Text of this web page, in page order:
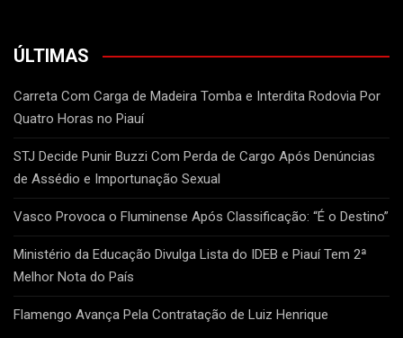
ÚLTIMAS
Carreta Com Carga de Madeira Tomba e Interdita Rodovia Por
Quatro Horas no Piauí
STJ Decide Punir Buzzi Com Perda de Cargo Após Denúncias
de Assédio e Importunação Sexual
Vasco Provoca o Fluminense Após Classificação: “É o Destino”
Ministério da Educação Divulga Lista do IDEB e Piauí Tem 2ª
Melhor Nota do País
Flamengo Avança Pela Contratação de Luiz Henrique